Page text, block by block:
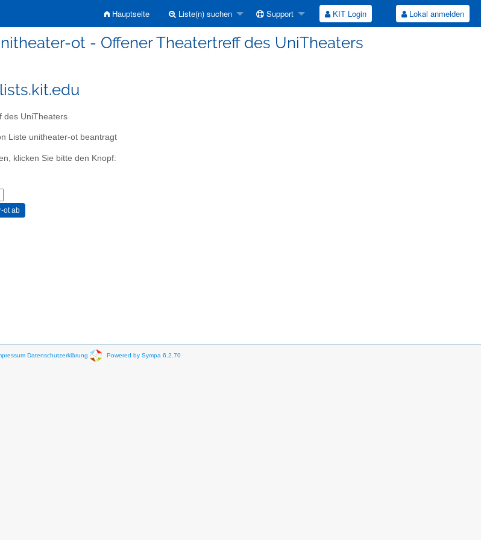
Hauptseite Liste(n) suchen Support KIT Login Lokal anmelden
ot - Offener Theatertreff des UniTheaters
des UniTheaters
Liste unitheater-ot beantragt
klicken Sie bitte den Knopf:
Datenschutzerklärung Powered by Sympa 6.2.70